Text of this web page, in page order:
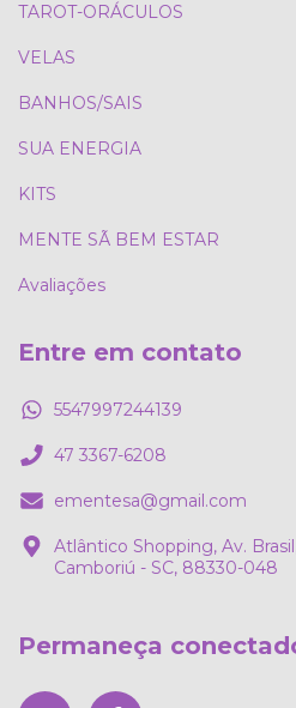
TAROT-ORÁCULOS
VELAS
BANHOS/SAIS
SUA ENERGIA
KITS
MENTE SÃ BEM ESTAR
Avaliações
Entre em contato
5547997244139
47 3367-6208
ementesa@gmail.com
Atlântico Shopping, Av.
Camboriú - SC, 88330-048
Permaneça